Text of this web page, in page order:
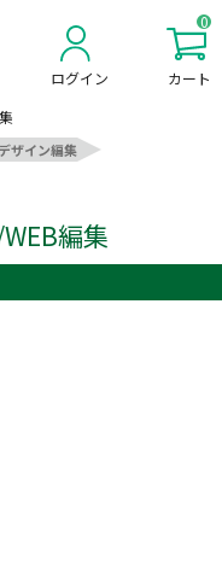
ログイン
0
カート
ザイン編集
編集